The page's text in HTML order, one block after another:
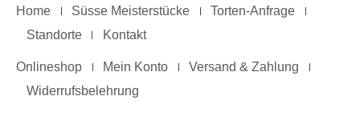
Home Süsse Meisterstücke
Torten-Anfrage
Standorte
Kontakt
Onlineshop Mein Konto
Versand & Zahlung
Widerrufsbelehrung